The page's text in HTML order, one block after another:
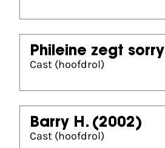
Phileine zegt sorry
Cast (hoofdrol)
Barry H. (2002)
Cast (hoofdrol)